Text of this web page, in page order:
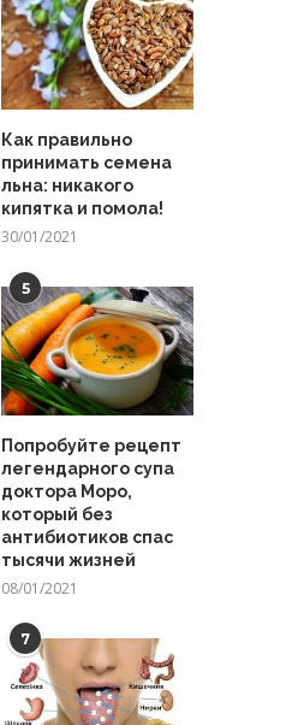
Как правильно
принимать семена
льна: никакого
кипятка и помола!
30/01/2021
5
Попробуйте рецепт
легендарного супа
доктора Моро,
который без
антибиотиков спас
тысячи жизней
08/01/2021
7